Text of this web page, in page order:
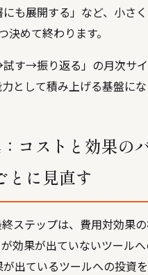
も展開する」など、小さ
決めて終わります。
す→振り返る」の月次サイ
として積み上げる基盤にな
コストと効果の
とに見直す
ステップは、費用対効果
効果が出ていないツール
出ているツールへの投資